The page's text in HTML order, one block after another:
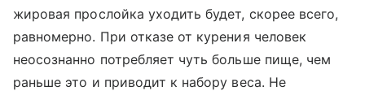
жировая прослойка уходить будет, скорее всего,
равномерно. При отказе от курения человек
неосознанно потребляет чуть больше пище, чем
раньше это и приводит к набору веса. Не